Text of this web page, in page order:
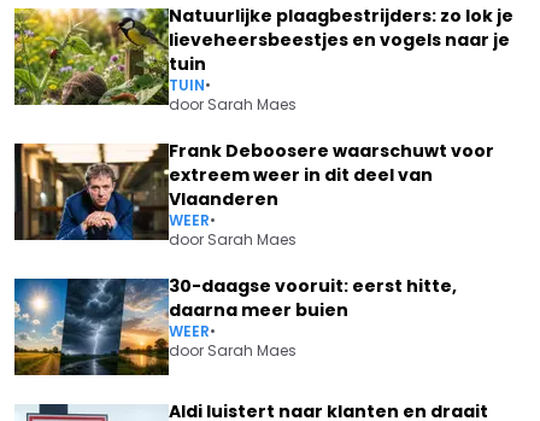
Natuurlijke plaagbestrijders: zo lok je
lieveheersbeestjes en vogels naar je
tuin
TUIN•
door Sarah Maes
Frank Deboosere waarschuwt voor
extreem weer in dit deel van
Vlaanderen
WEER•
door Sarah Maes
30-daagse vooruit: eerst hitte,
daarna meer buien
WEER•
door Sarah Maes
Aldi luistert naar klanten en draait